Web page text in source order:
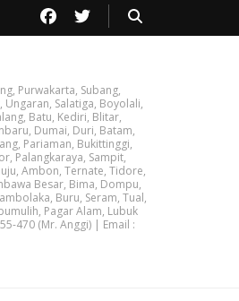
Purwakarta, Subang,
Salatiga, Boyolali,
Batu, Kediri, Blitar,
Dumai, Duri, Batam,
Pariaman, Bukittinggi,
Palangkaraya, Sampit,
Ambon, Ternate, Tidore,
Besar, Bima, Dompu,
Buru, Seram, Tual,
Pagar Alam, Lubuk
470 (Mr. Anggi) | Email :